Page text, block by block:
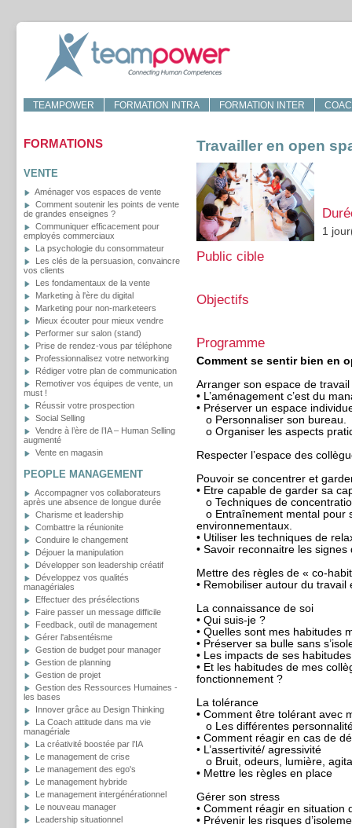
TEAMPOWER FORMATION INTRA FORMATION INTER
FORMATIONS
VENTE
Aménager vos espaces de vente
Comment soutenir les points de vente
de grandes enseignes ?
Communiquer efficacement pour
employés commerciaux
La psychologie du consommateur
Les clés de la persuasion, convaincre
vos clients
Les fondamentaux de la vente
Marketing à l'ère du digital
Marketing pour non-marketeers
Mieux écouter pour mieux vendre
Performer sur salon (stand)
Prise de rendez-vous par téléphone
Professionnalisez votre networking
Rédiger votre plan de communication
Remotiver vos équipes de vente, un
must !
Réussir votre prospection
Social Selling
Vendre à l’ère de l’IA – Human Selling
augmenté
Vente en magasin
PEOPLE MANAGEMENT
Accompagner vos collaborateurs
après une absence de longue durée
Charisme et leadership
Combattre la réunionite
Conduire le changement
Déjouer la manipulation
Développer son leadership créatif
Développez vos qualités
managériales
Effectuer des présélections
Faire passer un message difficile
Feedback, outil de management
Gérer l'absentéisme
Gestion de budget pour manager
Gestion de planning
Gestion de projet
Gestion des Ressources Humaines -
les bases
Innover grâce au Design Thinking
La Coach attitude dans ma vie
managériale
La créativité boostée par l’IA
Le management de crise
Le management des ego's
Le management hybride
Le management intergénérationnel
Le nouveau manager
Leadership situationnel
Travailler en open
1
Public cible
Objectifs
Programme
Comment se sentir bien en
Arranger son espace de
• L’aménagement c’est du
• Préserver un espace
o Personnaliser son bureau.
o Organiser les aspects
Respecter l’espace des
Pouvoir se concentrer et
• Etre capable de garder sa
o Techniques de
o Entraînement mental pour
environnementaux.
• Utiliser les techniques de
• Savoir reconnaitre les
Mettre des règles de « co-
• Remobiliser autour du
La connaissance de soi
• Qui suis-je ?
• Quelles sont mes habitudes
• Préserver sa bulle sans
• Les impacts de ses
• Et les habitudes de mes
fonctionnement ?
La tolérance
• Comment être tolérant avec
o Les différentes
• Comment réagir en cas de
• L’assertivité/ agressivité
o Bruit, odeurs, lumière,
• Mettre les règles en place
Gérer son stress
• Comment réagir en situation
• Prévenir les risques